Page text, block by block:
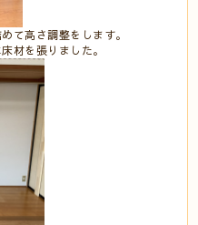
て高さ調整をします。
材を張りました。